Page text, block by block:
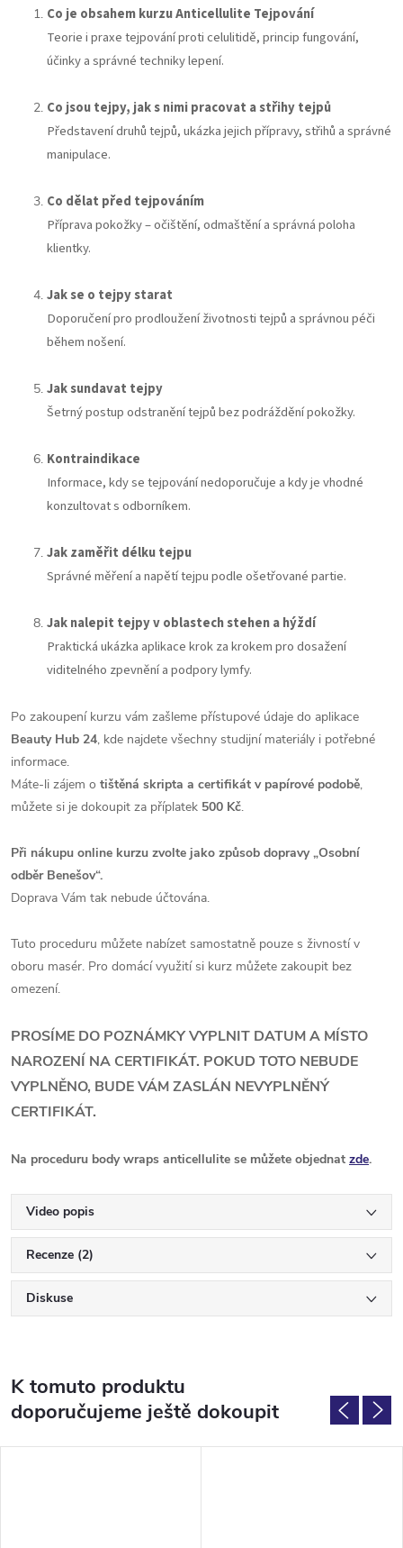
Co je obsahem kurzu Anticellulite Tejpování
Teorie i praxe tejpování proti celulitidě, princip fungování,
účinky a správné techniky lepení.
Co jsou tejpy, jak s nimi pracovat a střihy tejpů
Představení druhů tejpů, ukázka jejich přípravy, střihů a správné
manipulace.
Co dělat před tejpováním
Příprava pokožky – očištění, odmaštění a správná poloha
klientky.
Jak se o tejpy starat
Doporučení pro prodloužení životnosti tejpů a správnou péči
během nošení.
Jak sundavat tejpy
Šetrný postup odstranění tejpů bez podráždění pokožky.
Kontraindikace
Informace, kdy se tejpování nedoporučuje a kdy je vhodné
konzultovat s odborníkem.
Jak zaměřit délku tejpu
Správné měření a napětí tejpu podle ošetřované partie.
Jak nalepit tejpy v oblastech stehen a hýždí
Praktická ukázka aplikace krok za krokem pro dosažení
viditelného zpevnění a podpory lymfy.
Po zakoupení kurzu vám zašleme přístupové údaje do aplikace
Beauty Hub 24, kde najdete všechny studijní materiály i potřebné
informace.
Máte-li zájem o tištěná skripta a certifikát v papírové podobě,
můžete si je dokoupit za příplatek 500 Kč.
Při nákupu online kurzu zvolte jako způsob dopravy „Osobní
odběr Benešov“.
Doprava Vám tak nebude účtována.
Tuto proceduru můžete nabízet samostatně pouze s živností v
oboru masér. Pro domácí využití si kurz můžete zakoupit bez
omezení.
PROSÍME DO POZNÁMKY VYPLNIT DATUM A MÍSTO
NAROZENÍ NA CERTIFIKÁT. POKUD TOTO NEBUDE
VYPLNĚNO, BUDE VÁM ZASLÁN NEVYPLNĚNÝ
CERTIFIKÁT.
Na proceduru body wraps anticellulite se můžete objednat zde.
Video popis
Recenze (2)
Diskuse
K tomuto produktu
doporučujeme ještě dokoupit